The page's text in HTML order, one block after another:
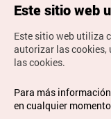
Copyrights ©
derechos
Para informes de
Este sitio web
Este sitio web utiliza
autorizar las cookies,
las cookies.
Para más
en cualquier